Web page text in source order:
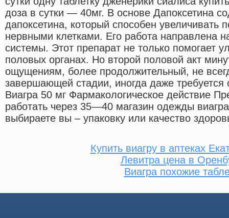
доза в сутки — 40мг. В основе Дапоксетина
дапоксетина, который способен увеличивать
нервными клетками. Его работа направлена
системы. Этот препарат не только помогает
половых органах. Но второй половой акт
ощущениям, более продолжительный, не
завершающей стадии, иногда даже требуется
Виагра 50 мг Фармакологическое действие
работать через 35—40 магазин одежды
выбираете вы – упаковку или качество
Купить виагру в аптеках
Левитра цена в
Виагра похожие